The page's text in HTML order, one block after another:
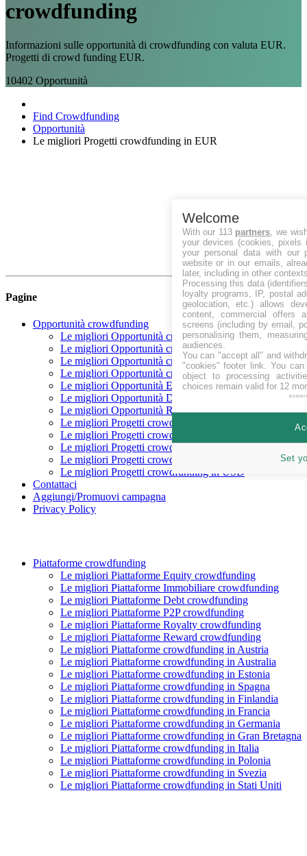
crowdfunding
Informazioni sulle opportunità di crowdfunding con valuta EUR.
Progetti di crowd funding EUR.
10402 Opportunità
Find Crowdfunding
Opportunità
Le migliori Progetti crowdfunding in EUR
Pagine
Opportunità crowdfunding
Le migliori Opportunità crowdfunding In raccolta
Le migliori Opportunità crowdfunding Coming soon
Le migliori Opportunità crowdfunding finanziate
Le migliori Opportunità crowdfunding rimborsate
Le migliori Opportunità Equity crowdfunding
Le migliori Opportunità Debito crowdfunding
Le migliori Opportunità Reward crowdfunding
Le migliori Progetti crowdfunding in CHF
Le migliori Progetti crowdfunding in EUR
Le migliori Progetti crowdfunding in GBP
Le migliori Progetti crowdfunding in SEK
Le migliori Progetti crowdfunding in USD
Contattaci
Aggiungi/Promuovi campagna
Privacy Policy
Piattaforme crowdfunding
Le migliori Piattaforme Equity crowdfunding
Le migliori Piattaforme Immobiliare crowdfunding
Le migliori Piattaforme Debt crowdfunding
Le migliori Piattaforme P2P crowdfunding
Le migliori Piattaforme Royalty crowdfunding
Le migliori Piattaforme Reward crowdfunding
Le migliori Piattaforme crowdfunding in Austria
Le migliori Piattaforme crowdfunding in Australia
Le migliori Piattaforme crowdfunding in Estonia
Le migliori Piattaforme crowdfunding in Spagna
Le migliori Piattaforme crowdfunding in Finlandia
Le migliori Piattaforme crowdfunding in Francia
Le migliori Piattaforme crowdfunding in Germania
Le migliori Piattaforme crowdfunding in Gran Bretagna
Le migliori Piattaforme crowdfunding in Italia
Le migliori Piattaforme crowdfunding in Polonia
Le migliori Piattaforme crowdfunding in Svezia
Le migliori Piattaforme crowdfunding in Stati Uniti
Welcome
With our 113 partners , we
your devices (cookies, pixels
your personal data with our
website or in our emails,
later, including in other
Processing this data
loyalty programs, IP, postal
geolocation, etc.) allows
content, commercial offers
screens (including by email,
personalising them,
audiences.
You can "accept all" and
"cookies" footer link . You
object to processing
choices remain valid for 12
Set